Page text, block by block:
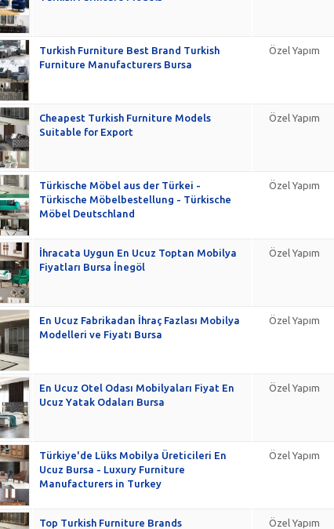
Turkish Furniture Best Brand Turkish
Furniture Manufacturers Bursa
Özel Yapım
Cheapest Turkish Furniture Models
Suitable for Export
Özel Yapım
Türkische Möbel aus der Türkei -
Türkische Möbelbestellung - Türkische
Möbel Deutschland
Özel Yapım
İhracata Uygun En Ucuz Toptan Mobilya
Fiyatları Bursa İnegöl
Özel Yapım
En Ucuz Fabrikadan İhraç Fazlası Mobilya
Modelleri ve Fiyatı Bursa
Özel Yapım
En Ucuz Otel Odası Mobilyaları Fiyat En
Ucuz Yatak Odaları Bursa
Özel Yapım
Türkiye'de Lüks Mobilya Üreticileri En
Ucuz Bursa - Luxury Furniture
Manufacturers in Turkey
Özel Yapım
Top Turkish Furniture Brands
Özel Yapım